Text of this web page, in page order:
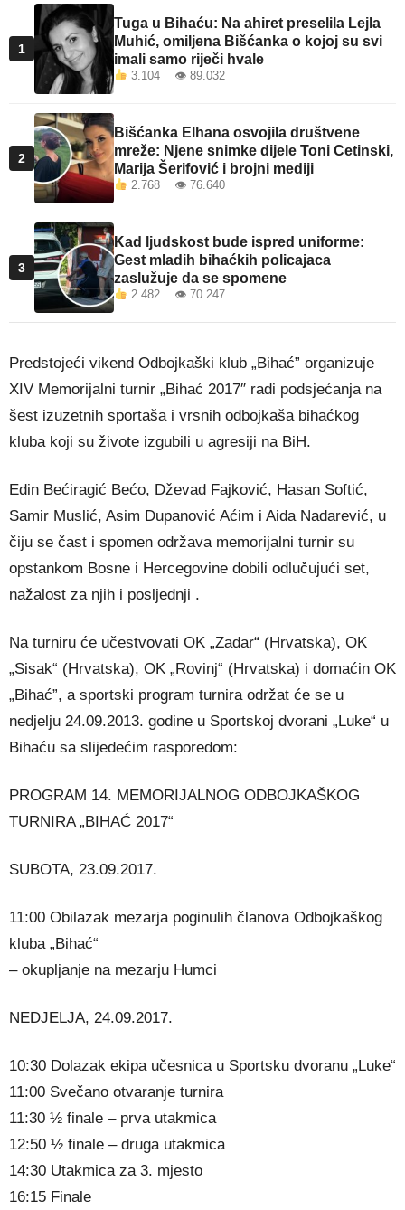
1
Tuga u Bihaću: Na ahiret preselila Lejla
Muhić, omiljena Bišćanka o kojoj su svi
imali samo riječi hvale
3.104 👁 89.032
2
Bišćanka Elhana osvojila društvene
mreže: Njene snimke dijele Toni Cetinski,
Marija Šerifović i brojni mediji
2.768 👁 76.640
3
Kad ljudskost bude ispred uniforme:
Gest mladih bihaćkih policajaca
zaslužuje da se spomene
2.482 👁 70.247
Predstojeći vikend Odbojkaški klub „Bihać” organizuje
XIV Memorijalni turnir „Bihać 2017″ radi podsjećanja na
šest izuzetnih sportaša i vrsnih odbojkaša bihaćkog
kluba koji su živote izgubili u agresiji na BiH.
Edin Bećiragić Bećo, Dževad Fajković, Hasan Softić,
Samir Muslić, Asim Dupanović Aćim i Aida Nadarević, u
čiju se čast i spomen održava memorijalni turnir su
opstankom Bosne i Hercegovine dobili odlučujući set,
nažalost za njih i posljednji .
Na turniru će učestvovati OK „Zadar“ (Hrvatska), OK
„Sisak“ (Hrvatska), OK „Rovinj“ (Hrvatska) i domaćin OK
„Bihać”, a sportski program turnira održat će se u
nedjelju 24.09.2013. godine u Sportskoj dvorani „Luke“ u
Bihaću sa slijedećim rasporedom:
PROGRAM 14. MEMORIJALNOG ODBOJKAŠKOG
TURNIRA „BIHAĆ 2017“
SUBOTA, 23.09.2017.
11:00 Obilazak mezarja poginulih članova Odbojkaškog
kluba „Bihać“
– okupljanje na mezarju Humci
NEDJELJA, 24.09.2017.
10:30 Dolazak ekipa učesnica u Sportsku dvoranu „Luke“
11:00 Svečano otvaranje turnira
11:30 ½ finale – prva utakmica
12:50 ½ finale – druga utakmica
14:30 Utakmica za 3. mjesto
16:15 Finale